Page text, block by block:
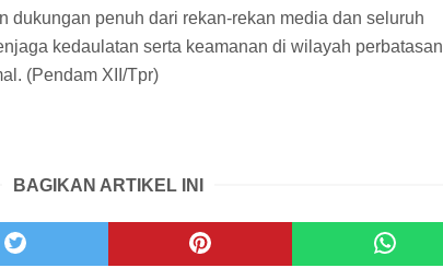
dukungan penuh dari rekan-rekan media dan seluruh
kedaulatan serta keamanan di wilayah perbatasan
(Pendam XII/Tpr)
BAGIKAN ARTIKEL INI